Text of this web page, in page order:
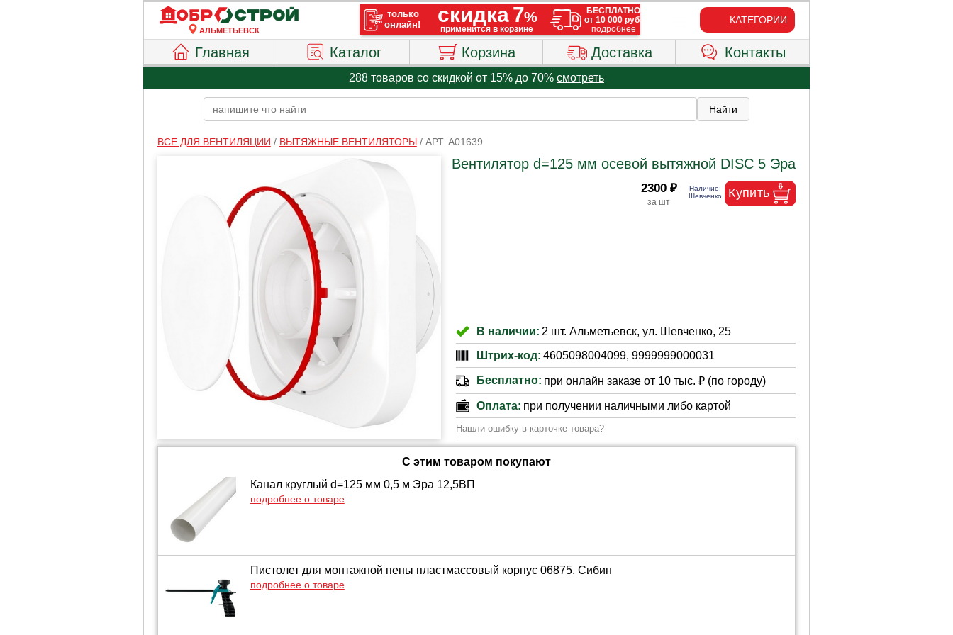
АЛЬМЕТЬЕВСК
КАТЕГОРИИ
Главная Каталог Корзина Доставка Контакты
288 товаров со скидкой от 15% до 70% смотреть
ВСЕ ДЛЯ ВЕНТИЛЯЦИИ / ВЫТЯЖНЫЕ ВЕНТИЛЯТОРЫ/ АРТ. A01639
Вентилятор d=125 мм осевой вытяжной DISC 5 Эра
2300 ₽
В наличии: 2 шт. Альметьевск, ул. Шевченко, 25
Штрих-код: 4605098004099, 9999999000031
Бесплатно: при онлайн заказе от 10 тыс. ₽ (по городу)
Оплата: при получении наличными либо картой
Нашли ошибку в карточке товара?
С этим товаром покупают
Канал круглый d=125 мм 0,5 м Эра 12,5ВП
подробнее о товаре
Пистолет для монтажной пены пластмассовый корпус 06875, Сибин
подробнее о товаре